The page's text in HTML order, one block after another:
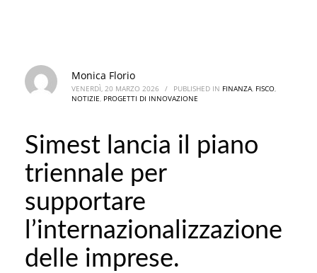
Monica Florio
VENERDÌ, 20 MARZO 2026 / PUBLISHED IN FINANZA, FISCO,
NOTIZIE, PROGETTI DI INNOVAZIONE
Simest lancia il piano
triennale per
supportare
l’internazionalizzazione
delle imprese.